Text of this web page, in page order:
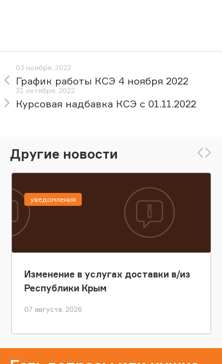
03 ноября, 2022
График работы КСЭ 4 ноября 2022
31 октября, 2022
Курсовая надбавка КСЭ с 01.11.2022
Другие новости
Изменение в услугах доставки в/из
Республики Крым
07 августа, 2026
уведомления